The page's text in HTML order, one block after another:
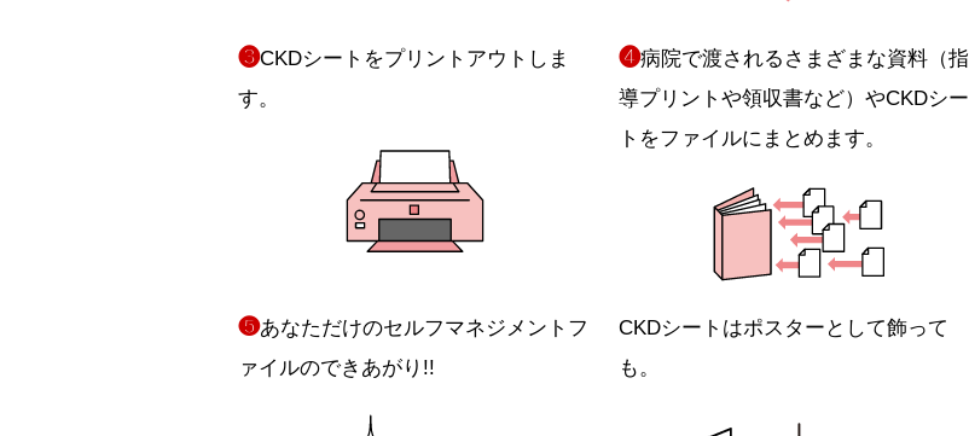
❸CKDシートをプリントアウトしま
す。
❹病院で渡されるさまざまな資料（指
導プリントや領収書など）やCKDシー
トをファイルにまとめます。
❺あなただけのセルフマネジメントフ
ァイルのできあがり!!
CKDシートはポスターとして飾って
も。